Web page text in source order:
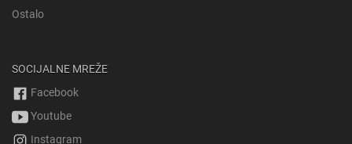
Ostalo
SOCIJALNE MREŽE
Facebook
Youtube
Instagram